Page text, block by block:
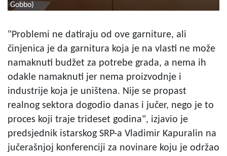
Gobbo)
"Problemi ne datiraju od ove garniture, ali
činjenica je da garnitura koja je na vlasti ne može
namaknuti budžet za potrebe grada, a nema ih
odakle namaknuti jer nema proizvodnje i
industrije koja je uništena. Nije se propast
realnog sektora dogodio danas i jučer, nego je to
proces koji traje trideset godina", izjavio je
predsjednik istarskog SRP-a Vladimir Kapuralin na
jučerašnjoj konferenciji za novinare koju je održao